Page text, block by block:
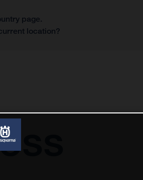
page.
location?